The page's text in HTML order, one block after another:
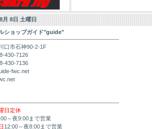
月 8日 土曜日
ショップガイド"guide"
口市石神90-2-1F
430-7126
430-7136
fwc.net
日定休
～夜9:00まで営業
12:00～夜8:00まで営業